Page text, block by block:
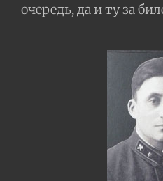
очередь, да и ту за